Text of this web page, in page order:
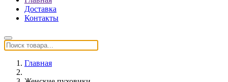
Доставка
Контакты
Главная